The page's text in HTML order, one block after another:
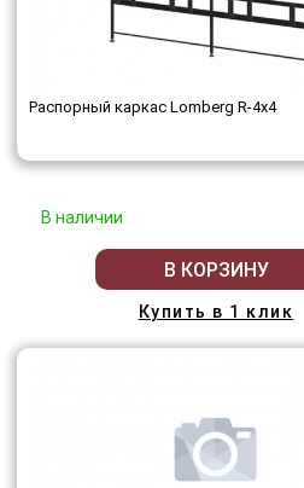
Распорный каркас Lomberg R-4х4
В наличии
В КОРЗИНУ
Купить в 1 клик